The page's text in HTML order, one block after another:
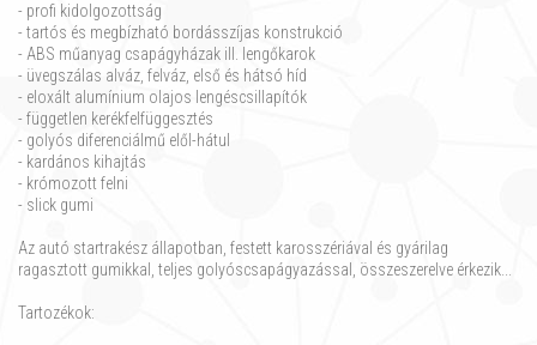
- profi kidolgozottság
- tartós és megbízható bordásszíjas konstrukció
- ABS műanyag csapágyházak ill. lengőkarok
- üvegszálas alváz, felváz, első és hátsó híd
- eloxált alumínium olajos lengéscsillapítók
- független kerékfelfüggesztés
- golyós diferenciálmű elől-hátul
- kardános kihajtás
- krómozott felni
- slick gumi
Az autó startrakész állapotban, festett karosszériával és gyárilag
ragasztott gumikkal, teljes golyóscsapágyazással, összeszerelve érkezik...
Tartozékok: